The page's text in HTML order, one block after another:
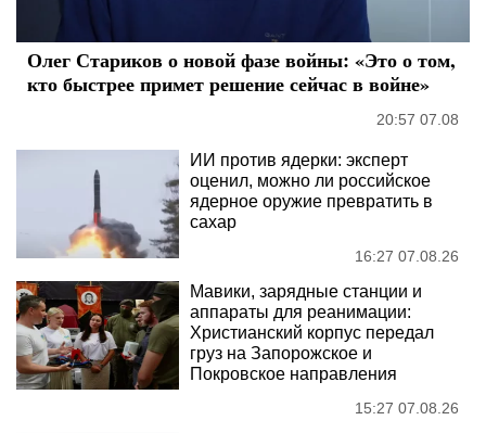
Олег Стариков о новой фазе войны: «Это о том,
кто быстрее примет решение сейчас в войне»
20:57 07.08
ИИ против ядерки: эксперт
оценил, можно ли российское
ядерное оружие превратить в
сахар
16:27 07.08.26
Мавики, зарядные станции и
аппараты для реанимации:
Христианский корпус передал
груз на Запорожское и
Покровское направления
15:27 07.08.26